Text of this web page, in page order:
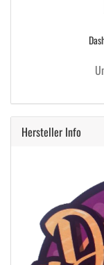
Hersteller Info